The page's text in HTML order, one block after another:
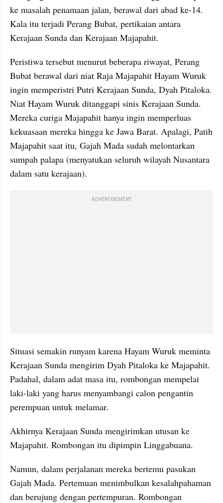
ke masalah penamaan jalan, berawal dari abad ke-14.
Kala itu terjadi Perang Bubat, pertikaian antara
Kerajaan Sunda dan Kerajaan Majapahit.
Peristiwa tersebut menurut beberapa riwayat, Perang
Bubat berawal dari niat Raja Majapahit Hayam Wuruk
ingin memperistri Putri Kerajaan Sunda, Dyah Pitaloka.
Niat Hayam Wuruk ditanggapi sinis Kerajaan Sunda.
Mereka curiga Majapahit hanya ingin memperluas
kekuasaan mereka hingga ke Jawa Barat. Apalagi, Patih
Majapahit saat itu, Gajah Mada sudah melontarkan
sumpah palapa (menyatukan seluruh wilayah Nusantara
dalam satu kerajaan).
ADVERTISEMENT
Situasi semakin runyam karena Hayam Wuruk meminta
Kerajaan Sunda mengirim Dyah Pitaloka ke Majapahit.
Padahal, dalam adat masa itu, rombongan mempelai
laki-laki yang harus menyambangi calon pengantin
perempuan untuk melamar.
Akhirnya Kerajaan Sunda mengirimkan utusan ke
Majapahit. Rombongan itu dipimpin Linggabuana.
Namun, dalam perjalanan mereka bertemu pasukan
Gajah Mada. Pertemuan menimbulkan kesalahpahaman
dan berujung dengan pertempuran. Rombongan